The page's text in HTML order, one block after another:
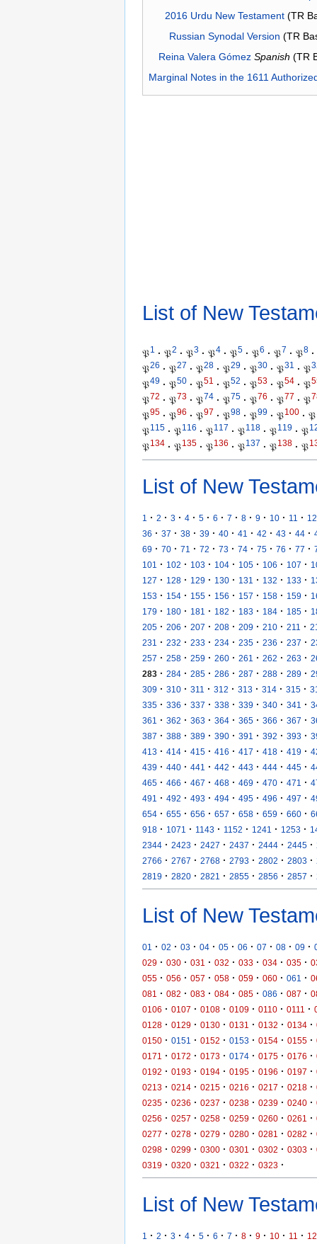
2016 Urdu New Testament(TR
Russian Synodal Version (TR
Reina Valera Gómez Spanish (TR
Marginal Notes in the 1611
List of New
𝔓1 · 𝔓2 · 𝔓3 · 𝔓4 · 𝔓5 · 𝔓6 · 𝔓7 · 𝔓8 ·
𝔓26 · 𝔓27 · 𝔓28 · 𝔓29 · 𝔓30 · 𝔓31 · 𝔓
𝔓49 · 𝔓50 · 𝔓51 · 𝔓52 · 𝔓53 · 𝔓54 · 𝔓
𝔓72 · 𝔓73 · 𝔓74 · 𝔓75 · 𝔓76 · 𝔓77 · 𝔓
𝔓95 · 𝔓96 · 𝔓97 · 𝔓98 · 𝔓99 · 𝔓100 · 𝔓
𝔓115 · 𝔓116 · 𝔓117 · 𝔓118 · 𝔓119 · 𝔓
𝔓134 · 𝔓135 · 𝔓136 · 𝔓137 · 𝔓138 · 𝔓
List of New
1 · 2 · 3 · 4 · 5 · 6 · 7 · 8 · 9 · 10 · 11 · 12
36 · 37 · 38 · 39 · 40 · 41 · 42 · 43 · 44 ·
69 · 70 · 71 · 72 · 73 · 74 · 75 · 76 · 77 ·
101
· 102 · 103 · 104 · 105 · 106 · 107 ·
127 · 128 · 129 · 130 · 131 · 132 · 133 ·
153 · 154 · 155 · 156 · 157 · 158 · 159 ·
179 · 180 · 181 · 182 · 183 · 184 · 185 ·
205 · 206 · 207 · 208 · 209 · 210 · 211 ·
231
· 232 · 233 · 234 · 235 · 236 · 237 ·
257 · 258 · 259 · 260 · 261 · 262 · 263 ·
283 · 284 · 285 · 286 · 287 · 288 · 289 ·
309 · 310 · 311 · 312 · 313 · 314 · 315 ·
335 · 336 · 337 · 338 · 339 · 340 · 341 ·
361
· 362 · 363 · 364 · 365 · 366 · 367 ·
387 · 388 · 389 · 390 · 391 · 392 · 393 ·
413 · 414 · 415 · 416 · 417 · 418 · 419 ·
439 · 440 · 441 · 442 · 443 · 444 · 445 ·
465 · 466 · 467 · 468 · 469 · 470 · 471 ·
491
· 492 · 493 · 494 · 495 · 496 · 497 ·
654 · 655 · 656 · 657 · 658 · 659 · 660 ·
918 · 1071 · 1143 · 1152 · 1241 · 1253 ·
2344 · 2423 · 2427 · 2437 · 2444 · 2445 ·
2766 · 2767 · 2768 · 2793 · 2802 · 2803 ·
2819 · 2820 · 2821 · 2855 · 2856 · 2857 ·
List of New
01 · 02 · 03 · 04 · 05 · 06 · 07 · 08 · 09 ·
029 · 030 · 031 · 032 · 033 · 034 · 035 ·
055 · 056 · 057 · 058 · 059 · 060 · 061 ·
081
· 082 · 083 · 084 · 085 · 086 · 087 ·
0106 · 0107 · 0108 · 0109 · 0110 · 0111 ·
0128 · 0129 · 0130 · 0131 · 0132 · 0134 ·
0150 · 0151 · 0152 · 0153 · 0154 · 0155 ·
0171
· 0172 · 0173 · 0174 · 0175 · 0176 ·
0192 · 0193 · 0194 · 0195 · 0196 · 0197 ·
0213 · 0214 · 0215 · 0216 · 0217 · 0218 ·
0235 · 0236 · 0237 · 0238 · 0239 · 0240 ·
0256 · 0257 · 0258 · 0259 · 0260 · 0261 ·
0277 · 0278 · 0279 · 0280 · 0281 · 0282 ·
0298 · 0299 · 0300 · 0301 · 0302 · 0303 ·
0319 · 0320 · 0321 · 0322 · 0323 ·
List of New
1 · 2 · 3 · 4 · 5 · 6 · 7 · 8 · 9 · 10 · 11 · 12